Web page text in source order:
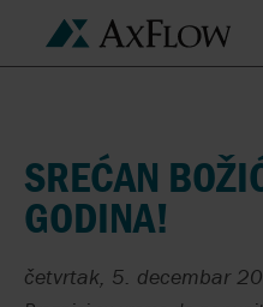
SREĆAN
GODINA!
četvrtak, 5. decembar